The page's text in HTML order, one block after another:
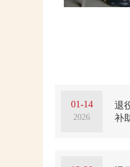
01-14
2026
退
补